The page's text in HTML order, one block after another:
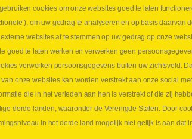
cookies om onze websites goed te laten
om uw gedrag te analyseren en op basis daarvan
websites af te stemmen op uw gedrag op onze
te laten werken en verwerken geen
verwerken persoonsgegevens buiten uw zichtsveld.
onze websites kan worden verstrekt aan onze social
die in het verleden aan hen is verstrekt of die zij
derde landen, waaronder de Verenigde Staten. Door
in het derde land mogelijk niet gelijk is aan dat